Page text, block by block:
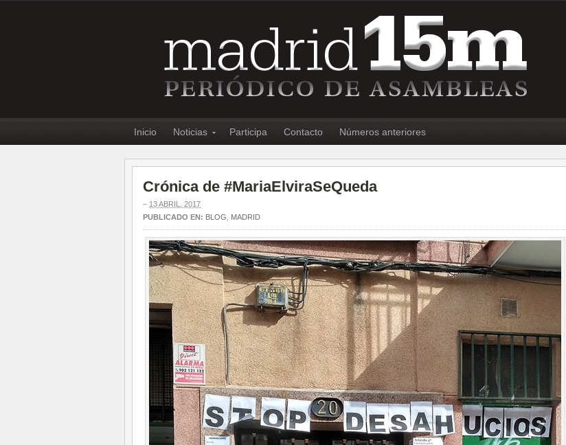
Inicio Noticias Participa Contacto Números anteriores
Crónica de #MariaElviraSeQueda
– 13 ABRIL, 2017
PUBLICADO EN: BLOG MADRID